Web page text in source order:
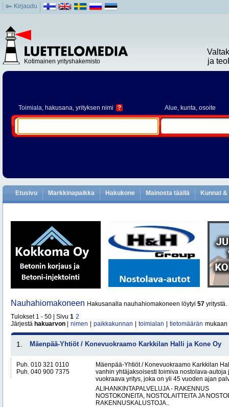
Kirjaudu
Kotimainen yrityshakemisto
ja
Toimiala, hakusana, yrityksen nimi ? Alue, kunta, osoite
Etusivu Markkinapaikka Hakukone Mainosta täällä Kunnat
Nauhahiomakoneen Hakusanalla nauhahiomakoneen löytyi 57 yritystä.
Tulokset 1 - 50 | Sivu 1 2
Järjestä hakuarvon nimen paikkakunnan toimialan tietomäärän mukaan
1. Mäenpää-Yhtiöt / Konevuokraamo Karkkilan Halli ja Kone Oy
Puh. 010 321 0110
Puh. 040 900 7375
Mäenpää-Yhtiöt / Konevuokraamo Karkkilan
vanhin yhtäjaksoisesti toimiva nostolava-autoja
vuokraava yritys, joka on yli 45 vuoden ajan
ALIHANKINTAPALVELUJA - RAKENNUS
NOSTOKONEITA, NOSTOLAITTEITA JA
RAKENNUSKALUSTOJA..